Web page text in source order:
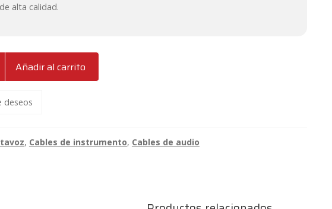
alta calidad.
Añadir al carrito
deseos
, Cables de instrumento, Cables de audio